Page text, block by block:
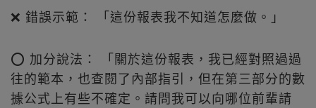
❌ 錯誤示範： 「這份報表我不知道怎麼做。」
⭕ 加分說法： 「關於這份報表，我已經對照過過
往的範本，也查閱了內部指引，但在第三部分的數
據公式上有些不確定。請問我可以向哪位前輩請